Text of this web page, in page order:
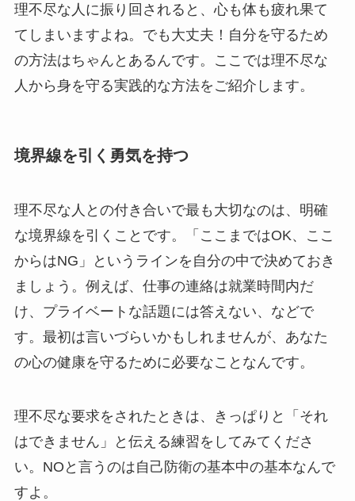
理不尽な人に振り回されると、心も体も疲れ果て
てしまいますよね。でも大丈夫！自分を守るため
の方法はちゃんとあるんです。ここでは理不尽な
人から身を守る実践的な方法をご紹介します。
境界線を引く勇気を持つ
理不尽な人との付き合いで最も大切なのは、明確
な境界線を引くことです。「ここまではOK、ここ
からはNG」というラインを自分の中で決めておき
ましょう。例えば、仕事の連絡は就業時間内だ
け、プライベートな話題には答えない、などで
す。最初は言いづらいかもしれませんが、あなた
の心の健康を守るために必要なことなんです。
理不尽な要求をされたときは、きっぱりと「それ
はできません」と伝える練習をしてみてくださ
い。NOと言うのは自己防衛の基本中の基本なんで
すよ。